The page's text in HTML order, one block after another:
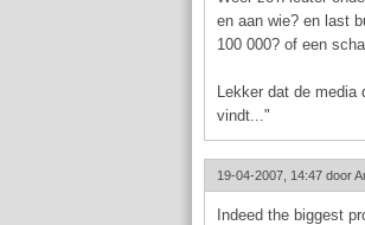
en aan wie? en last
100 000? of een
Lekker dat de
vindt..."
19-04-2007, 14:47 door
Indeed the biggest